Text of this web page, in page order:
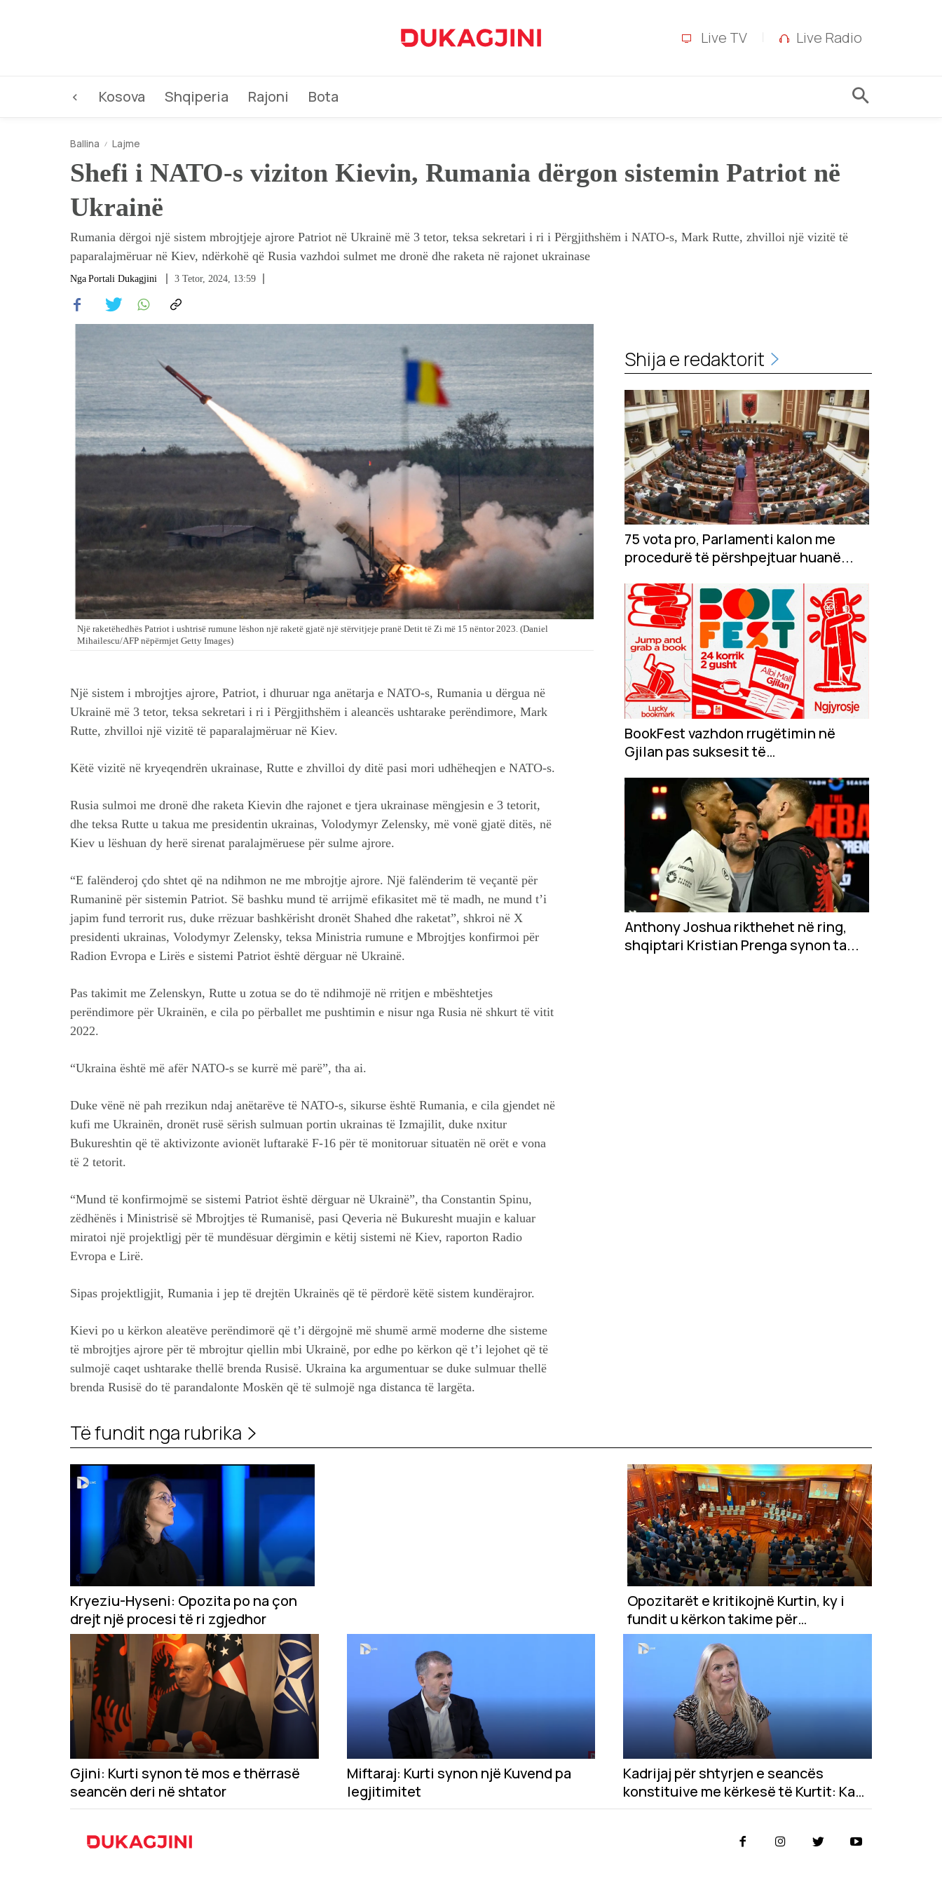
Live TV Live Radio
< Kosova Shqiperia Rajoni Bota
Ballina Lajme
Shefi i NATO-s viziton Kievin, Rumania dërgon sistemin Patriot në
Ukrainë
Rumania dërgoi një sistem mbrojtjeje ajrore Patriot në Ukrainë më 3 tetor, teksa sekretari i ri i Përgjithshëm i NATO-s, Mark Rutte, zhvilloi një vizitë të
paparalajmëruar në Kiev, ndërkohë që Rusia vazhdoi sulmet me dronë dhe raketa në rajonet ukrainase
Nga Portali Dukagjini 3 Tetor, 2024, 13:59
Një raketëhedhës Patriot i ushtrisë rumune lëshon një raketë gjatë një stërvitjeje pranë Detit të Zi më 15 nëntor 2023. (Daniel
Mihailescu/AFP nëpërmjet Getty Images)
Një sistem i mbrojtjes ajrore, Patriot, i dhuruar nga anëtarja e NATO-s, Rumania u dërgua në
Ukrainë më 3 tetor, teksa sekretari i ri i Përgjithshëm i aleancës ushtarake perëndimore, Mark
Rutte, zhvilloi një vizitë të paparalajmëruar në Kiev.
Këtë vizitë në kryeqendrën ukrainase, Rutte e zhvilloi dy ditë pasi mori udhëheqjen e NATO-s.
Rusia sulmoi me dronë dhe raketa Kievin dhe rajonet e tjera ukrainase mëngjesin e 3 tetorit,
dhe teksa Rutte u takua me presidentin ukrainas, Volodymyr Zelensky, më vonë gjatë ditës, në
Kiev u lëshuan dy herë sirenat paralajmëruese për sulme ajrore.
“E falënderoj çdo shtet që na ndihmon ne me mbrojtje ajrore. Një falënderim të veçantë për
Rumaninë për sistemin Patriot. Së bashku mund të arrijmë efikasitet më të madh, ne mund t’i
japim fund terrorit rus, duke rrëzuar bashkërisht dronët Shahed dhe raketat”, shkroi në X
presidenti ukrainas, Volodymyr Zelensky, teksa Ministria rumune e Mbrojtjes konfirmoi për
Radion Evropa e Lirës e sistemi Patriot është dërguar në Ukrainë.
Pas takimit me Zelenskyn, Rutte u zotua se do të ndihmojë në rritjen e mbështetjes
perëndimore për Ukrainën, e cila po përballet me pushtimin e nisur nga Rusia në shkurt të vitit
2022.
“Ukraina është më afër NATO-s se kurrë më parë”, tha ai.
Duke vënë në pah rrezikun ndaj anëtarëve të NATO-s, sikurse është Rumania, e cila gjendet në
kufi me Ukrainën, dronët rusë sërish sulmuan portin ukrainas të Izmajilit, duke nxitur
Bukureshtin që të aktivizonte avionët luftarakë F-16 për të monitoruar situatën në orët e vona
të 2 tetorit.
“Mund të konfirmojmë se sistemi Patriot është dërguar në Ukrainë”, tha Constantin Spinu,
zëdhënës i Ministrisë së Mbrojtjes të Rumanisë, pasi Qeveria në Bukuresht muajin e kaluar
miratoi një projektligj për të mundësuar dërgimin e këtij sistemi në Kiev, raporton Radio
Evropa e Lirë.
Sipas projektligjit, Rumania i jep të drejtën Ukrainës që të përdorë këtë sistem kundërajror.
Kievi po u kërkon aleatëve perëndimorë që t’i dërgojnë më shumë armë moderne dhe sisteme
të mbrojtjes ajrore për të mbrojtur qiellin mbi Ukrainë, por edhe po kërkon që t’i lejohet që të
sulmojë caqet ushtarake thellë brenda Rusisë. Ukraina ka argumentuar se duke sulmuar thellë
brenda Rusisë do të parandalonte Moskën që të sulmojë nga distanca të largëta.
Shija e redaktorit
75 vota pro, Parlamenti kalon me
procedurë të përshpejtuar huanë...
BookFest vazhdon rrugëtimin në
Gjilan pas suksesit të
Anthony Joshua rikthehet në ring,
shqiptari Kristian Prenga synon ta...
Të fundit nga rubrika
Kryeziu-Hyseni: Opozita po na çon
drejt një procesi të ri zgjedhor
Opozitarët e kritikojnë Kurtin, ky i
fundit u kërkon takime për
marrëveshje
Gjini: Kurti synon të mos e thërrasë
seancën deri në shtator
Miftaraj: Kurti synon një Kuvend pa
legjitimitet
Kadrijaj për shtyrjen e seancës
konstituive me kërkesë të Kurtit: Ka
qenë e pakuptueshme